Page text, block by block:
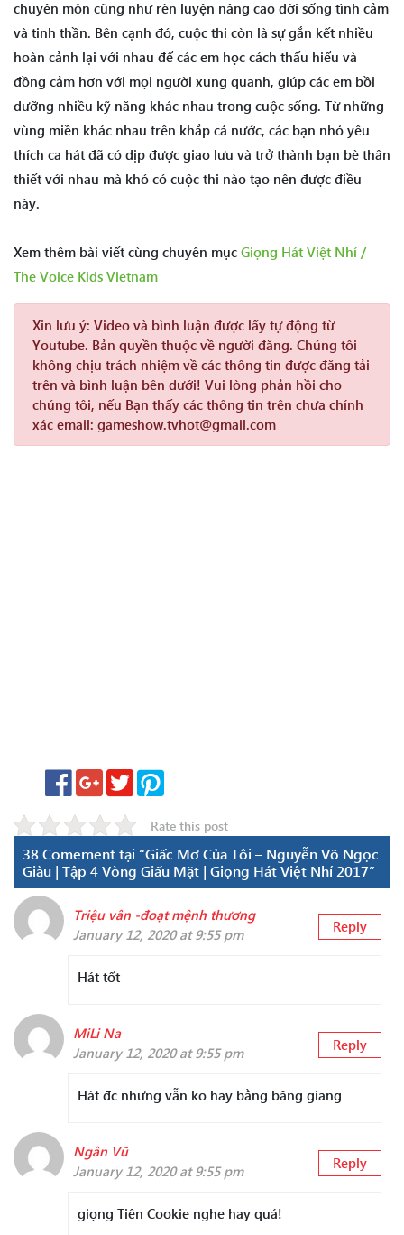
chuyên môn cũng như rèn luyện nâng cao đời sống tình cảm
và tinh thần. Bên cạnh đó, cuộc thi còn là sự gắn kết nhiều
hoàn cảnh lại với nhau để các em học cách thấu hiểu và
đồng cảm hơn với mọi người xung quanh, giúp các em bồi
dưỡng nhiều kỹ năng khác nhau trong cuộc sống. Từ những
vùng miền khác nhau trên khắp cả nước, các bạn nhỏ yêu
thích ca hát đã có dịp được giao lưu và trở thành bạn bè thân
thiết với nhau mà khó có cuộc thi nào tạo nên được điều
này.
Xem thêm bài viết cùng chuyên mục Giọng Hát Việt Nhí /
The Voice Kids Vietnam
Xin lưu ý: Video và bình luận được lấy tự động từ
Youtube. Bản quyền thuộc về người đăng. Chúng tôi
không chịu trách nhiệm về các thông tin được đăng tải
trên và bình luận bên dưới! Vui lòng phản hồi cho
chúng tôi, nếu Bạn thấy các thông tin trên chưa chính
xác email: gameshow.tvhot@gmail.com
Rate this post
38 Comement tại “Giấc Mơ Của Tôi – Nguyễn Võ Ngọc
Giàu | Tập 4 Vòng Giấu Mặt | Giọng Hát Việt Nhí 2017”
Triệu vân -đoạt mệnh thương
January 12, 2020 at 9:55 pm
Reply
Hát tốt
MiLi Na
January 12, 2020 at 9:55 pm
Reply
Hát đc nhưng vẫn ko hay bằng băng giang
Ngân Vũ
January 12, 2020 at 9:55 pm
Reply
giọng Tiên Cookie nghe hay quá!